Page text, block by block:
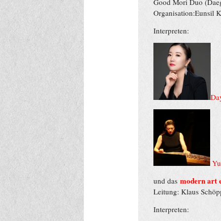
Good Mori Duo(D
Organisation:Eunsil
Interpreten:
und das modernart
Leitung:Klaus
Interpreten: